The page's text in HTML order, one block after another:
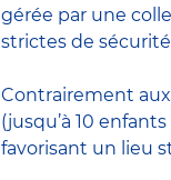
gérée par une
strictes de
Contrairement
(jusqu’à 10
favorisant un lieu